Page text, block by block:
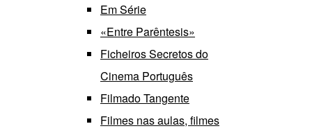
Em Série
«Entre Parêntesis»
Ficheiros Secretos do
Cinema Português
Filmado Tangente
Filmes nas aulas, filmes